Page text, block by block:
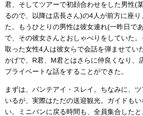
君、そしてツアーで初顔合わせをした男性(
るので、以降は店長さん)の4人が前方に座
た。もうひとりの男性は彼女連れ(一昨日で
で、その彼女さんとおしゃべりをしていた
取った女性4人は彼女らで会話を弾ませてい
かげで、R君、M君とはさらに仲良くなり、
プライベートな話をすることができた。
まずは、バンテアイ・スレイ。ちなみに、
いるが、実際はただの送迎観光。ガイドも
い。ミニバンに戻る時間も、全員集合した